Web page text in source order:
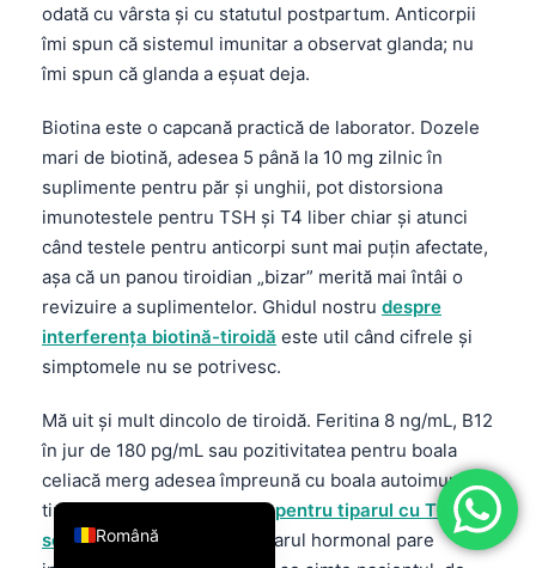
odată cu vârsta și cu statutul postpartum. Anticorpii
îmi spun că sistemul imunitar a observat glanda; nu
îmi spun că glanda a eșuat deja.
Biotina este o capcană practică de laborator. Dozele
mari de biotină, adesea 5 până la 10 mg zilnic în
suplimente pentru păr și unghii, pot distorsiona
imunotestele pentru TSH și T4 liber chiar și atunci
când testele pentru anticorpi sunt mai puțin afectate,
așa că un panou tiroidian „bizar” merită mai întâi o
revizuire a suplimentelor. Ghidul nostru despre
interferența biotină-tiroidă este util când cifrele și
simptomele nu se potrivesc.
Mă uit și mult dincolo de tiroidă. Feritina 8 ng/mL, B12
în jur de 180 pg/mL sau pozitivitatea pentru boala
celiacă merg adesea împreună cu boala autoimună
tiroidiană, iarghidul nostru pentru tiparul cu T3
scăzutajută atunci când tiparul hormonal pare
Română
English
Deutsch
العربية
Français
עִבְרִית
Italiano
Español
Português
Ελληνικά
Türkçe
Български